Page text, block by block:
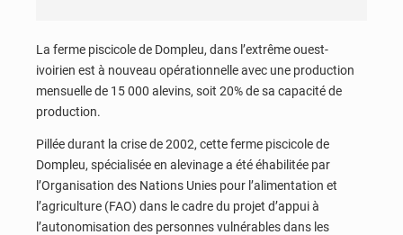
La ferme piscicole de Dompleu, dans l’extrême ouest-
ivoirien est à nouveau opérationnelle avec une production
mensuelle de 15 000 alevins, soit 20% de sa capacité de
production.
Pillée durant la crise de 2002, cette ferme piscicole de
Dompleu, spécialisée en alevinage a été éhabilitée par
l’Organisation des Nations Unies pour l’alimentation et
l’agriculture (FAO) dans le cadre du projet d’appui à
l’autonomisation des personnes vulnérables dans les